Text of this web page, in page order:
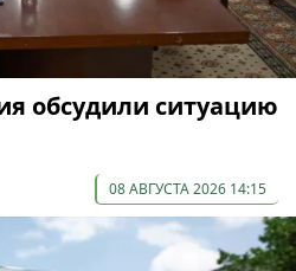
обсудили ситуацию
08 АВГУСТА 2026 14:15